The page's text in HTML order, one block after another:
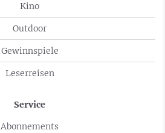
Kino
Outdoor
Gewinnspiele
Leserreisen
Service
Abonnements